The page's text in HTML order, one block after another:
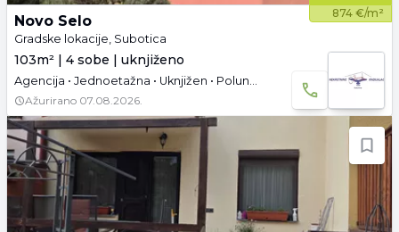
874 €/m²
Novo Selo
Gradske lokacije, Subotica
103m² | 4 sobe | uknjiženo
Agencija • Jednoetažna • Uknjižen • Polunamešteno
Ažurirano 07.08.2026.